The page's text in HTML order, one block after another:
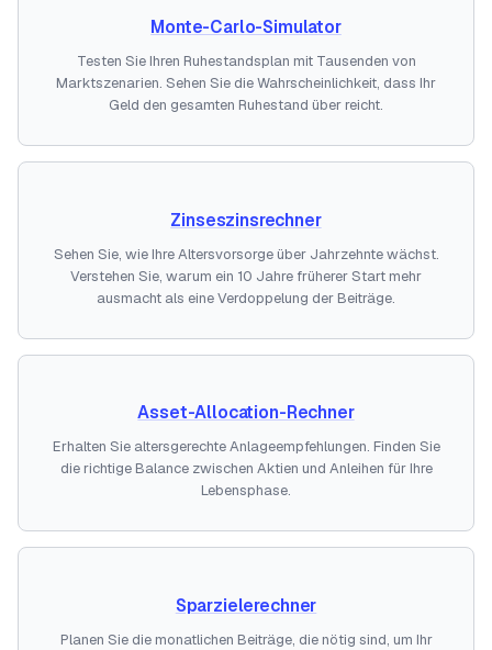
Monte-Carlo-Simulator
Testen Sie Ihren Ruhestandsplan mit Tausenden von
Marktszenarien. Sehen Sie die Wahrscheinlichkeit, dass Ihr
Geld den gesamten Ruhestand über reicht.
Zinseszinsrechner
Sehen Sie, wie Ihre Altersvorsorge über Jahrzehnte wächst.
Verstehen Sie, warum ein 10 Jahre früherer Start mehr
ausmacht als eine Verdoppelung der Beiträge.
Asset-Allocation-Rechner
Erhalten Sie altersgerechte Anlageempfehlungen. Finden Sie
die richtige Balance zwischen Aktien und Anleihen für Ihre
Lebensphase.
Sparzielerechner
Planen Sie die monatlichen Beiträge, die nötig sind, um Ihr